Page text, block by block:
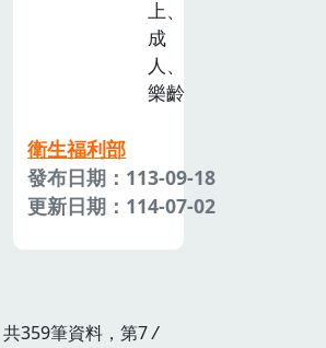
上、
成
人、
樂齡
衛生福利部
發布日期：113-09-18
更新日期：114-07-02
共359筆資料，第7/